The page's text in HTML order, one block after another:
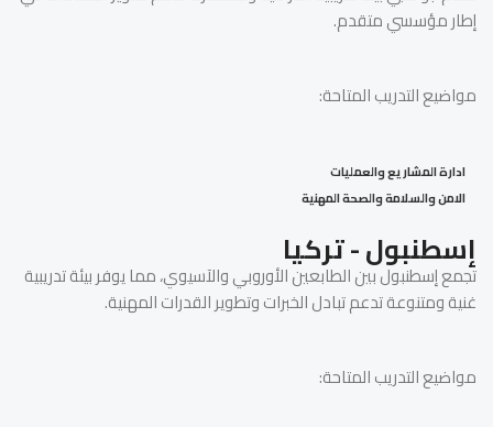
إطار مؤسسي متقدم.
مواضيع التدريب المتاحة:
ادارة المشاريع والعمليات
الامن والسلامة والصحة المهنية
إسطنبول - تركيا
تجمع إسطنبول بين الطابعين الأوروبي والآسيوي، مما يوفر بيئة تدريبية
غنية ومتنوعة تدعم تبادل الخبرات وتطوير القدرات المهنية.
مواضيع التدريب المتاحة: